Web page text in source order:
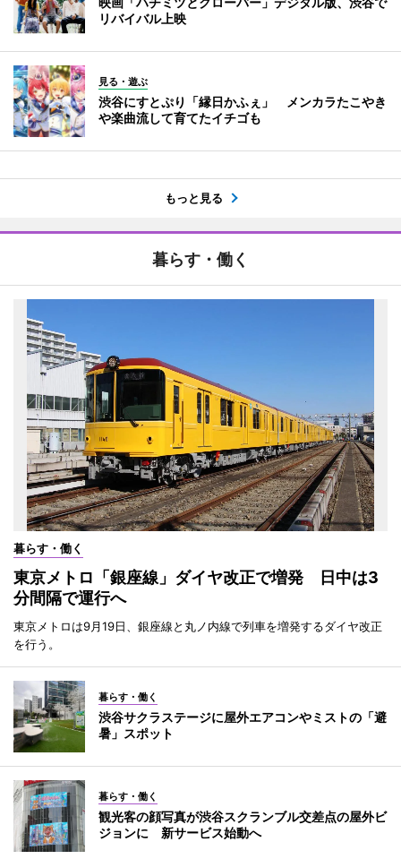
リバイバル上映
見る・遊ぶ
渋谷にすとぷり「縁日かふぇ」 メンカラたこやき
や楽曲流して育てたイチゴも
もっと見る
暮らす・働く
暮らす・働く
東京メトロ「銀座線」ダイヤ改正で増発 日中は3
分間隔で運行へ
東京メトロは9月19日、銀座線と丸ノ内線で列車を増発するダイヤ改正
を行う。
暮らす・働く
渋谷サクラステージに屋外エアコンやミストの「避
暑」スポット
暮らす・働く
観光客の顔写真が渋谷スクランブル交差点の屋外ビ
ジョンに 新サービス始動へ